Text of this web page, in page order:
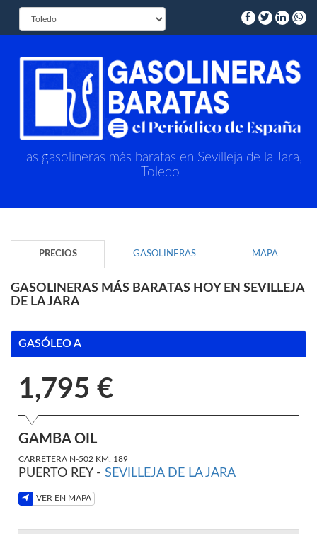
Las gasolineras más baratas en Sevilleja de la Jara,
Toledo
PRECIOS GASOLINERAS MAPA
GASOLINERAS MÁS BARATAS HOY EN SEVILLEJA
DE LA JARA
GASÓLEO A
1,795 €
GAMBA OIL
CARRETERA N-502 KM. 189
PUERTO REY - SEVILLEJA DE LA JARA
VER EN MAPA